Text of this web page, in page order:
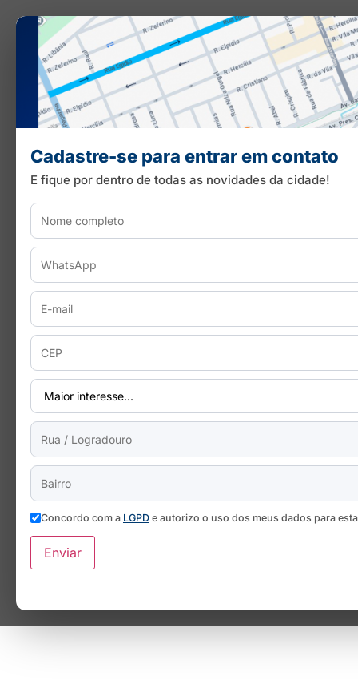
Cadastre-se para entrar em contato
E fique por dentro de todas as novidades da cidade!
Concordo com a LGPD e autorizo o uso dos meus dados para
Enviar